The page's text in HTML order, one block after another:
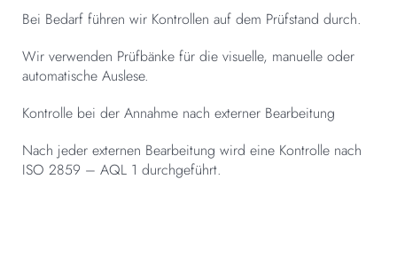
Bei Bedarf führen wir Kontrollen auf dem Prüfstand durch.
Wir verwenden Prüfbänke für die visuelle, manuelle oder
automatische Auslese.
Kontrolle bei der Annahme nach externer Bearbeitung
Nach jeder externen Bearbeitung wird eine Kontrolle nach
ISO 2859 – AQL 1 durchgeführt.